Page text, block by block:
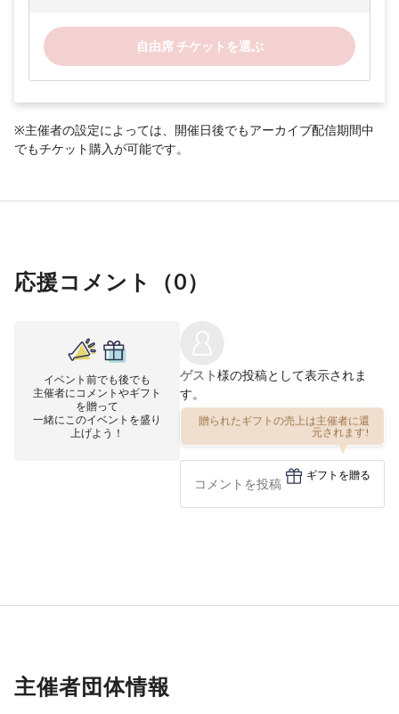
自由席 チケットを選ぶ
※主催者の設定によっては、開催日後でもアーカイブ配信期間中
でもチケット購入が可能です。
応援コメント（0）
イベント前でも後でも
主催者にコメントやギフト
を贈って
一緒にこのイベントを盛り
上げよう！
ゲスト様の投稿として表示されま
す。
贈られたギフトの売上は主催者に還
元されます!
ギフトを贈る
主催者団体情報